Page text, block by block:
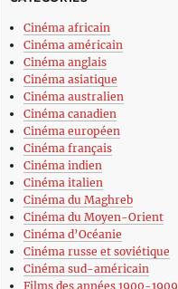
Cinéma africain
Cinéma américain
Cinéma anglais
Cinéma asiatique
Cinéma australien
Cinéma canadien
Cinéma européen
Cinéma français
Cinéma indien
Cinéma italien
Cinéma du Maghreb
Cinéma du Moyen-Orient
Cinéma d’Océanie
Cinéma russe et soviétique
Cinéma sud-américain
Films des années 1900-1909